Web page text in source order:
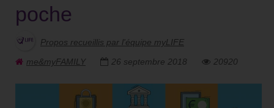
poche
Propos recueillis par l'équipe myLIFE
me&myFAMILY
26 septembre 2018 20920